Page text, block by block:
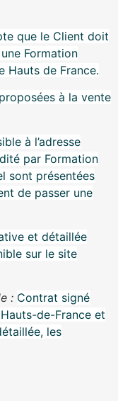
que le Client doit
Formation
Hauts de France.
à la vente
à l’adresse
par Formation
sont présentées
de passer une
et détaillée
sur le site
: Contrat signé
de-France et
les